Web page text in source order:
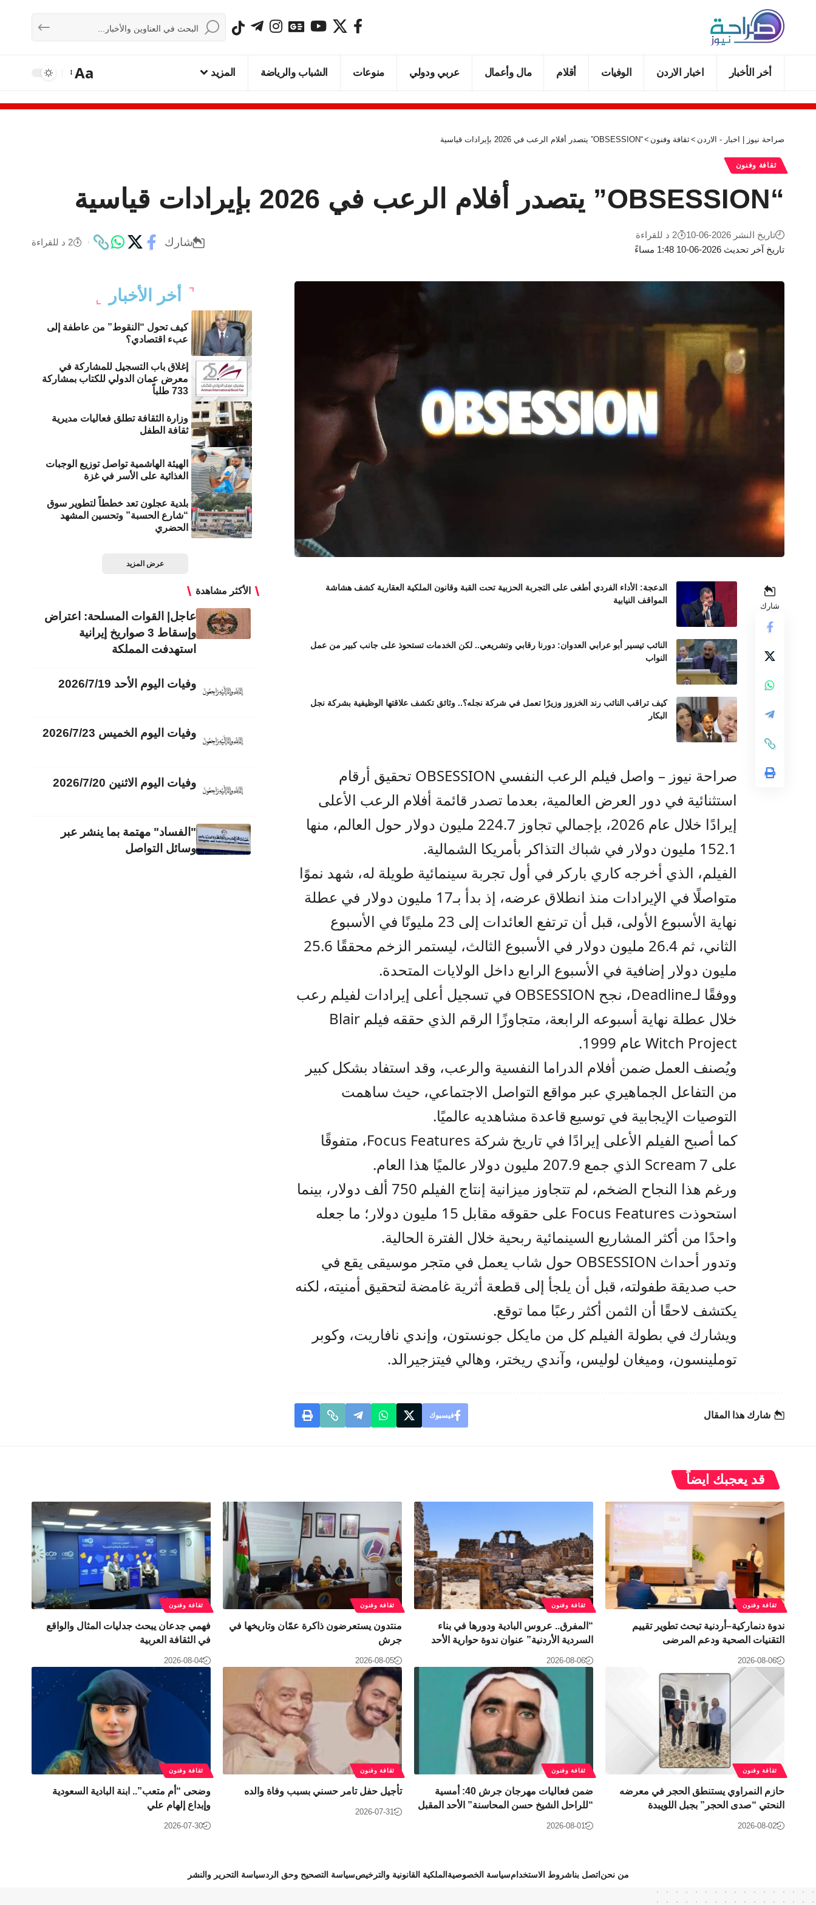
أخر الأخبار اخبار الاردن الوفيات أقلام مال وأعمال عربي ودولي منوعات الشباب والرياضة المزيد Aa
صراحة نيوز | اخبار - الاردن >ثقافة وفنون >“OBSESSION” يتصدر أفلام الرعب في 2026 بإيرادات قياسية
ثقافة وفنون
“OBSESSION” يتصدر أفلام الرعب في 2026 بإيرادات قياسية
تاريخ آخر تحديث 2026-06-10 1:48 مساءً
تاريخ النشر 2026-06-10 2 د للقراءة
شارك 2 د للقراءة
شارك
الدعجة: الأداء الفردي أطغى على التجربة الحزبية تحت القبة وقانون الملكية العقارية كشف هشاشة
المواقف النيابية
النائب تيسير أبو عرابي العدوان: دورنا رقابي وتشريعي.. لكن الخدمات تستحوذ على جانب كبير من عمل
النواب
كيف تراقب النائب رند الخزوز وزيرًا تعمل في شركة نجله؟.. وثائق تكشف علاقتها الوظيفية بشركة نجل
البكار
صراحة نيوز – واصل فيلم الرعب النفسي OBSESSION تحقيق أرقام
استثنائية في دور العرض العالمية، بعدما تصدر قائمة أفلام الرعب الأعلى
إيرادًا خلال عام 2026، بإجمالي تجاوز 224.7 مليون دولار حول العالم، منها
152.1 مليون دولار في شباك التذاكر بأمريكا الشمالية.
الفيلم، الذي أخرجه كاري باركر في أول تجربة سينمائية طويلة له، شهد نموًا
متواصلًا في الإيرادات منذ انطلاق عرضه، إذ بدأ بـ17 مليون دولار في عطلة
نهاية الأسبوع الأولى، قبل أن ترتفع العائدات إلى 23 مليونًا في الأسبوع
الثاني، ثم 26.4 مليون دولار في الأسبوع الثالث، ليستمر الزخم محققًا 25.6
مليون دولار إضافية في الأسبوع الرابع داخل الولايات المتحدة.
ووفقًا لـDeadline، نجح OBSESSION في تسجيل أعلى إيرادات لفيلم رعب
خلال عطلة نهاية أسبوعه الرابعة، متجاوزًا الرقم الذي حققه فيلم Blair
Witch Project عام 1999.
ويُصنف العمل ضمن أفلام الدراما النفسية والرعب، وقد استفاد بشكل كبير
من التفاعل الجماهيري عبر مواقع التواصل الاجتماعي، حيث ساهمت
التوصيات الإيجابية في توسيع قاعدة مشاهديه عالميًا.
كما أصبح الفيلم الأعلى إيرادًا في تاريخ شركة Focus Features، متفوقًا
على Scream 7 الذي جمع 207.9 مليون دولار عالميًا هذا العام.
ورغم هذا النجاح الضخم، لم تتجاوز ميزانية إنتاج الفيلم 750 ألف دولار، بينما
استحوذت Focus Features على حقوقه مقابل 15 مليون دولار؛ ما جعله
واحدًا من أكثر المشاريع السينمائية ربحية خلال الفترة الحالية.
وتدور أحداث OBSESSION حول شاب يعمل في متجر موسيقى يقع في
حب صديقة طفولته، قبل أن يلجأ إلى قطعة أثرية غامضة لتحقيق أمنيته، لكنه
يكتشف لاحقًا أن الثمن أكثر رعبًا مما توقع.
ويشارك في بطولة الفيلم كل من مايكل جونستون، وإندي نافاريت، وكوبر
توملينسون، وميغان لوليس، وآندي ريختر، وهالي فيتزجيرالد.
شارك هذا المقال فيسبوك
أخر الأخبار
كيف تحول “النقوط” من عاطفة إلى
عبء اقتصادي؟
إغلاق باب التسجيل للمشاركة في
معرض عمان الدولي للكتاب بمشاركة
733 طلباً
وزارة الثقافة تطلق فعاليات مديرية
ثقافة الطفل
الهيئة الهاشمية تواصل توزيع الوجبات
الغذائية على الأسر في غزة
بلدية عجلون تعد خططاً لتطوير سوق
“شارع الحسبة” وتحسين المشهد
الحضري
عرض المزيد
الأكثر مشاهدة
عاجل| القوات المسلحة: اعتراض
وإسقاط 3 صواريخ إيرانية
استهدفت المملكة
وفيات اليوم الأحد 2026/7/19
وفيات اليوم الخميس 2026/7/23
وفيات اليوم الاثنين 2026/7/20
"الفساد" مهتمة بما ينشر عبر
وسائل التواصل
قد يعجبك ايضاً
ثقافة وفنون
ندوة دنماركية–أردنية تبحث تطوير تقييم
التقنيات الصحية ودعم المرضى
2026-08-06
ثقافة وفنون
“المفرق.. عروس البادية ودورها في بناء
السردية الأردنية” عنوان ندوة حوارية الأحد
2026-08-06
ثقافة وفنون
منتدون يستعرضون ذاكرة عمّان وتاريخها في
جرش
2026-08-05
ثقافة وفنون
فهمي جدعان يبحث جدليات المثال والواقع
في الثقافة العربية
2026-08-04
ثقافة وفنون
حازم النمراوي يستنطق الحجر في معرضه
النحتي “صدى الحجر” بجبل اللويبدة
2026-08-02
ثقافة وفنون
​ضمن فعاليات مهرجان جرش 40: أمسية
“للراحل الشيخ حسن المحاسنة” الأحد المقبل
2026-08-01
ثقافة وفنون
تأجيل حفل تامر حسني بسبب وفاة والده
2026-07-31
ثقافة وفنون
وضحى “أم متعب”.. ابنة البادية السعودية
وإبداع إلهام علي
2026-07-30
من نحن اتصل بناشروط الاستخدامسياسة الخصوصية الملكية القانونية والترخيصسياسة التصحيح وحق الردسياسة التحرير والنشر